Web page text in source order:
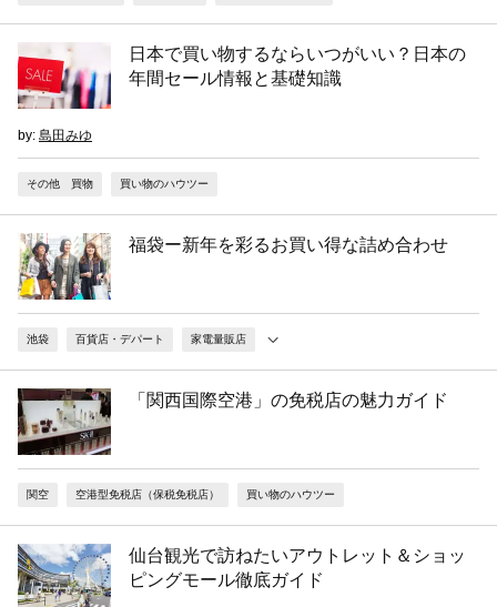
日本で買い物するならいつがいい？日本の
年間セール情報と基礎知識
by: 島田みゆ
その他 買物 買い物のハウツー
福袋ー新年を彩るお買い得な詰め合わせ
池袋 百貨店・デパート 家電量販店
「関西国際空港」の免税店の魅力ガイド
関空 空港型免税店（保税免税店） 買い物のハウツー
仙台観光で訪ねたいアウトレット＆ショッ
ピングモール徹底ガイド